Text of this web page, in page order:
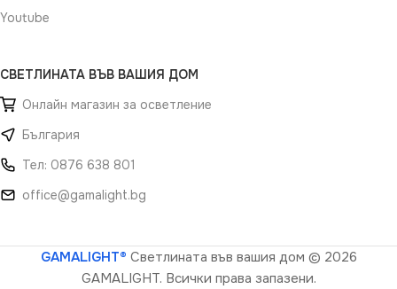
Youtube
СВЕТЛИНАТА ВЪВ ВАШИЯ ДОМ
Онлайн магазин за осветление
България
Тел: 0876 638 801
office@gamalight.bg
GAMALIGHT® Светлината във вашия дом © 2026
GAMALIGHT. Всички права запазени.